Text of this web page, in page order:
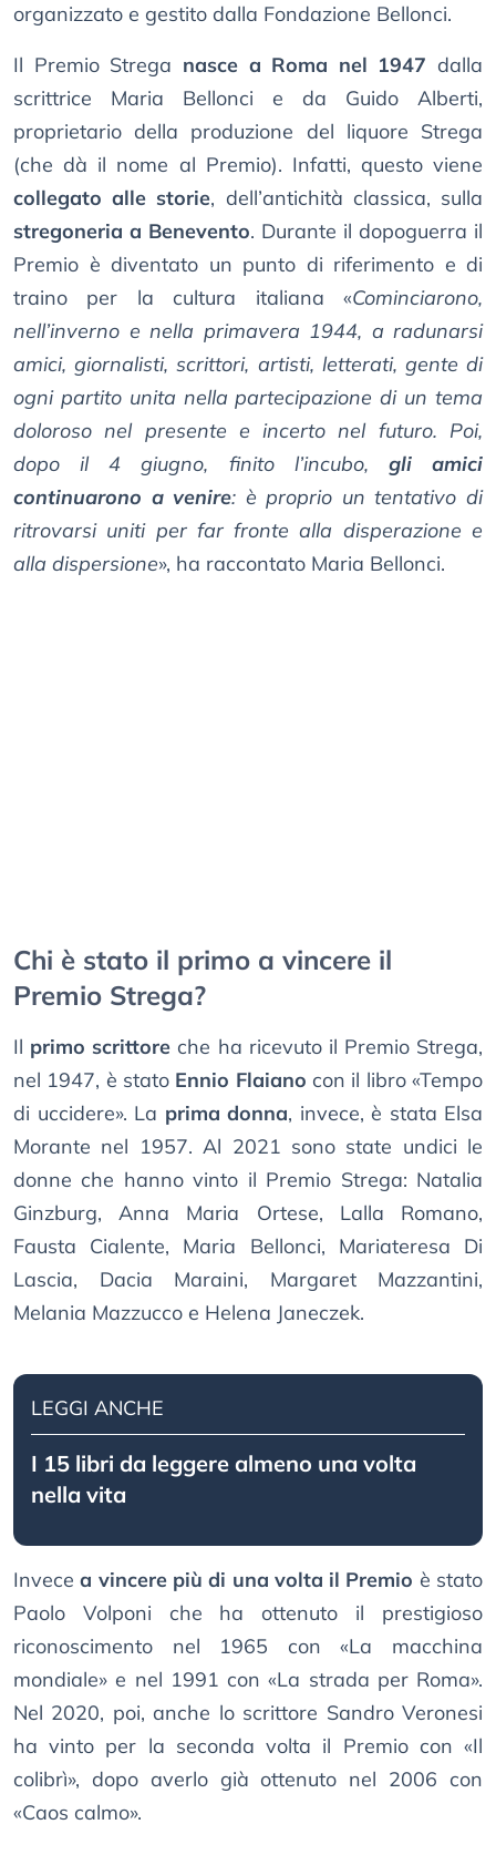
organizzato e gestito dalla Fondazione Bellonci.
Il Premio Strega nasce a Roma nel 1947 dalla
scrittrice Maria Bellonci e da Guido Alberti,
proprietario della produzione del liquore Strega
(che dà il nome al Premio). Infatti, questo viene
collegato alle storie, dell’antichità classica, sulla
stregoneria a Benevento. Durante il dopoguerra il
Premio è diventato un punto di riferimento e di
traino per la cultura italiana «Cominciarono,
nell’inverno e nella primavera 1944, a radunarsi
amici, giornalisti, scrittori, artisti, letterati, gente di
ogni partito unita nella partecipazione di un tema
doloroso nel presente e incerto nel futuro. Poi,
dopo il 4 giugno, finito l’incubo, gli amici
continuarono a venire: è proprio un tentativo di
ritrovarsi uniti per far fronte alla disperazione e
alla dispersione», ha raccontato Maria Bellonci.
Chi è stato il primo a vincere il
Premio Strega?
Il primo scrittore che ha ricevuto il Premio Strega,
nel 1947, è stato Ennio Flaiano con il libro «Tempo
di uccidere». La prima donna, invece, è stata Elsa
Morante nel 1957. Al 2021 sono state undici le
donne che hanno vinto il Premio Strega: Natalia
Ginzburg, Anna Maria Ortese, Lalla Romano,
Fausta Cialente, Maria Bellonci, Mariateresa Di
Lascia, Dacia Maraini, Margaret Mazzantini,
Melania Mazzucco e Helena Janeczek.
LEGGI ANCHE
I 15 libri da leggere almeno una volta
nella vita
Invecea vincere più di una volta il Premio è stato
Paolo Volponi che ha ottenuto il prestigioso
riconoscimento nel 1965 con «La macchina
mondiale» e nel 1991 con «La strada per Roma».
Nel 2020, poi, anche lo scrittore Sandro Veronesi
ha vinto per la seconda volta il Premio con «Il
colibrì», dopo averlo già ottenuto nel 2006 con
«Caos calmo».